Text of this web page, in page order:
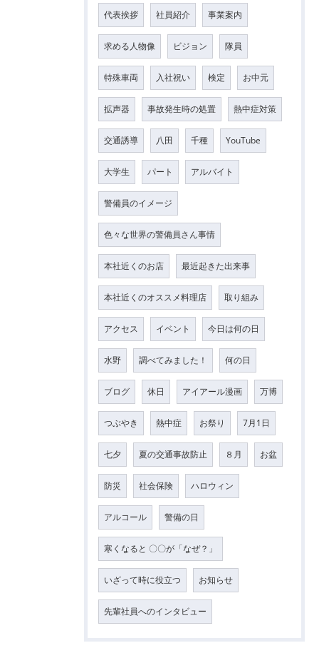
代表挨拶 社員紹介 事業案内
求める人物像 ビジョン 隊員
特殊車両 入社祝い 検定 お中元
拡声器 事故発生時の処置 熱中症対策
交通誘導 八田 千種 YouTube
大学生 パート アルバイト
警備員のイメージ
色々な世界の警備員さん事情
本社近くのお店 最近起きた出来事
本社近くのオススメ料理店 取り組み
アクセス イベント 今日は何の日
水野 調べてみました！ 何の日
ブログ 休日 アイアール漫画 万博
つぶやき 熱中症 お祭り 7月1日
七夕 夏の交通事故防止 ８月 お盆
防災 社会保険 ハロウィン
アルコール 警備の日
寒くなると 〇〇が「なぜ？」
いざって時に役立つ お知らせ
先輩社員へのインタビュー